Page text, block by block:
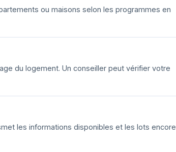
ou maisons selon les programmes en
du logement. Un conseiller peut vérifier votre
les informations disponibles et les lots encore